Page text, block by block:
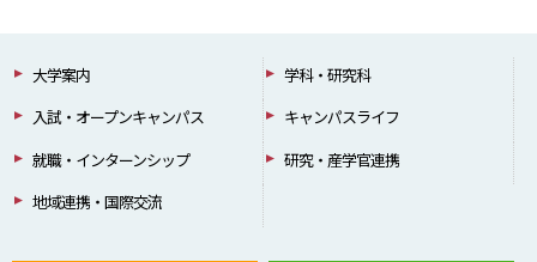
大学案内
学科・研究科
入試・オープンキャンパス
キャンパスライフ
就職・インターンシップ
研究・産学官連携
地域連携・国際交流